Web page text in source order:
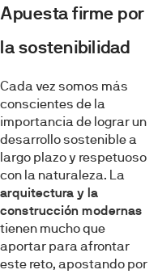
Apuesta firme por
la sostenibilidad
Cada vez somos más
conscientes de la
importancia de lograr un
desarrollo sostenible a
largo plazo y respetuoso
con la naturaleza. La
arquitectura y la
construcción modernas
tienen mucho que
aportar para afrontar
este reto, apostando por